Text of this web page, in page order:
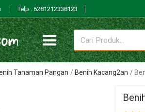
Telp : 6281212338123
Tanaman Pangan Benih Kacang2an